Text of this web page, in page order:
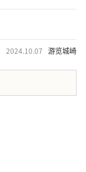
2024.10.07 游览城崎